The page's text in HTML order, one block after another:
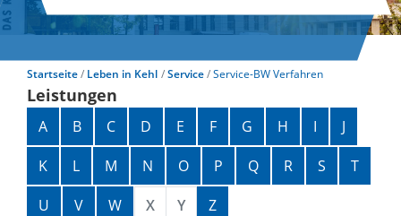
Startseite Leben in Kehl Service Service-BW Verfahren
Leistungen
Alphabetisches Register überspringen
A B C D E F G H I
J
K
L M N O P Q R S
T
U
V W X Y Z